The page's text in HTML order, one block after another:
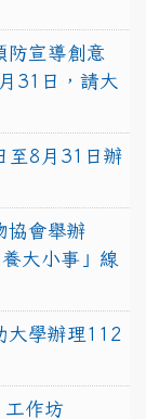
防宣導創意
31日，請大
至8月31日辦
協會舉辦
大小事」線
大學辦理112
作坊